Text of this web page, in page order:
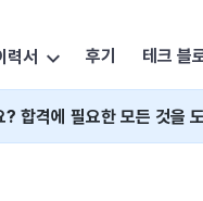
력서 후기 테크 블
합격에 필요한 모든 것을